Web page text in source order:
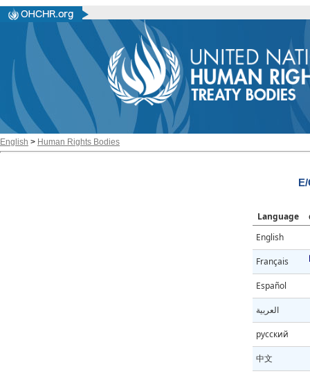
English > Human Rights Bodies
Language
English
Français
Español
العربية
русский
中文